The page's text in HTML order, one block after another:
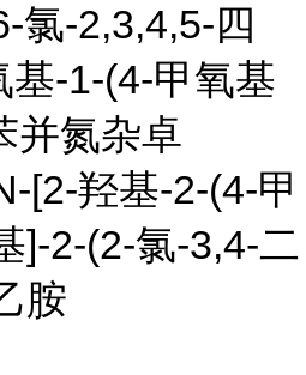
氯-2,3,4,5-四
-1-(4-甲氧基
并氮杂卓
[2-羟基-2-(4-甲
]-2-(2-氯-3,4-二
胺